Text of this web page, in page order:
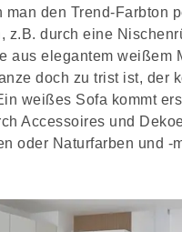
man den Trend-Farbton
z.B. durch eine
aus elegantem weißem
doch zu trist ist, der
weißes Sofa kommt
Accessoires und
oder Naturfarben und -